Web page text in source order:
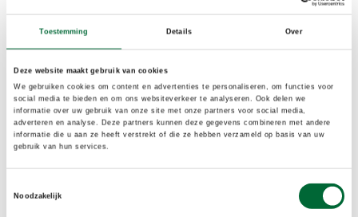
Toestemming Details Over
Deze website maakt gebruik van cookies
We gebruiken cookies om content en advertenties te personaliseren, om functies voor
social media te bieden en om ons websiteverkeer te analyseren. Ook delen we
informatie over uw gebruik van onze site met onze partners voor social media,
adverteren en analyse. Deze partners kunnen deze gegevens combineren met andere
informatie die u aan ze heeft verstrekt of die ze hebben verzameld op basis van uw
gebruik van hun services.
Noodzakelijk
start om 18:00 uur op 9 mei. Een feestelijk
moment, want terwijl de jongste wandelaars hun
tocht starten, komen de helden van de 80
kilometer langzaamaan binnen. Een mooie
samenkomst van jong en oud!